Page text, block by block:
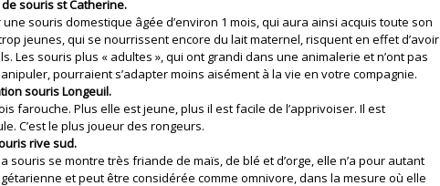
souris st Catherine.
une souris domestique âgée d’environ 1 mois, qui aura ainsi acquis toute son
jeunes, qui se nourrissent encore du lait maternel, risquent en effet d’avoir
Les souris plus « adultes », qui ont grandi dans une animalerie et n’ont pas
pourraient s’adapter moins aisément à la vie en votre compagnie.
souris Longeuil.
farouche. Plus elle est jeune, plus il est facile de l’apprivoiser. Il est
C’est le plus joueur des rongeurs.
rive sud.
souris se montre très friande de maïs, de blé et d’orge, elle n’a pour autant
et peut être considérée comme omnivore, dans la mesure où elle